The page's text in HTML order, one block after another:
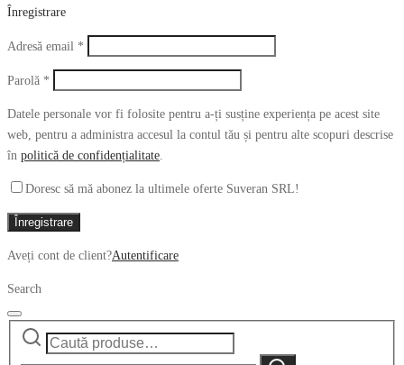
Înregistrare
Adresă email *
Parolă *
Datele personale vor fi folosite pentru a-ți susține experiența pe acest site
web, pentru a administra accesul la contul tău și pentru alte scopuri descrise
în politică de confidențialitate.
Doresc să mă abonez la ultimele oferte Suveran SRL!
Înregistrare
Aveți cont de client?Autentificare
Search
Caută